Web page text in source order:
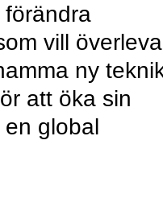
vill
ny
att öka sin
global